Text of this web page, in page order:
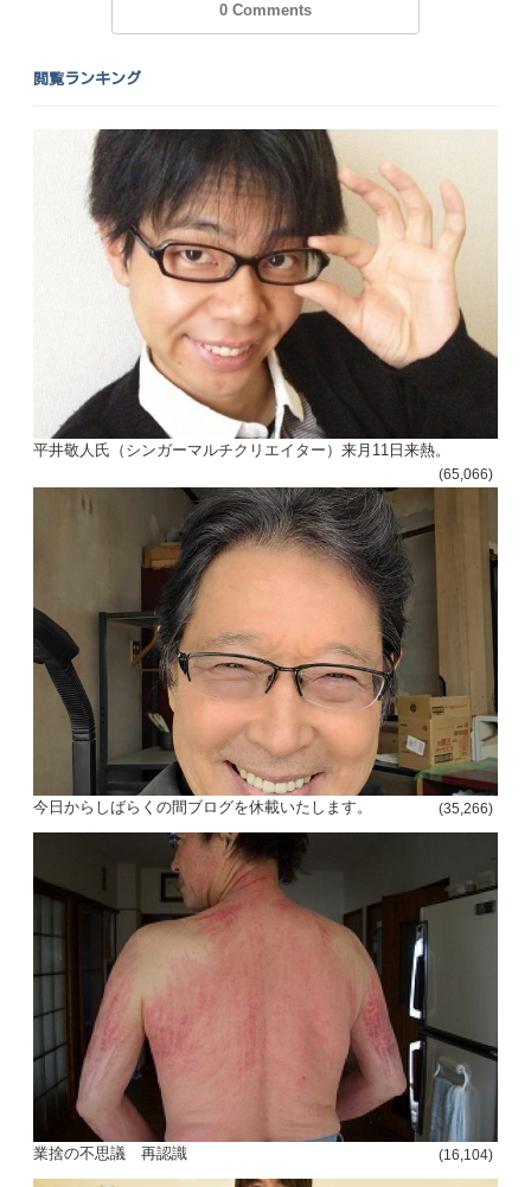
0 Comments
閲覧ランキング
平井敬人氏（シンガーマルチクリエイター）来月11日来熱。
(65,066)
今日からしばらくの間ブログを休載いたします。 (35,266)
業捨の不思議 再認識 (16,104)